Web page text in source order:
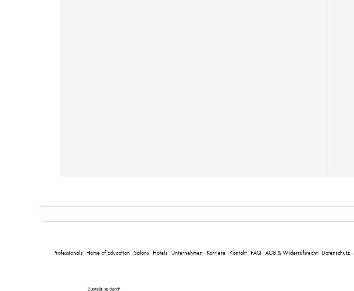
Professionals Home of Education Salons Hotels Unternehmen Karriere Kontakt FAQ AGB & Widerrufsrecht Datenschutz